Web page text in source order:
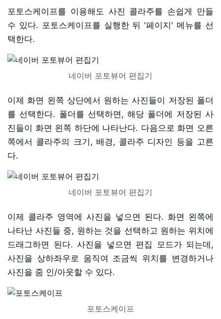
포토스케이프를 이용해도 사진 콜라주를 손쉽게 만들
수 있다. 포토스케이프를 실행한 뒤 '페이지' 메뉴를 선
택한다.
네이버 포토뷰어 편집기
이제 화면 왼쪽 상단에서 원하는 사진들이 저장된 폴더
를 선택한다. 폴더를 선택하면, 해당 폴더에 저장된 사
진들이 화면 왼쪽 하단에 나타난다. 다음으로 화면 오른
쪽에서 콜라주의 크기, 배경, 콜라주 디자인 등을 고른
다.
네이버 포토뷰어 편집기
이제 콜라주 영역에 사진을 넣으면 된다. 화면 왼쪽에
나타난 사진들 중, 원하는 것을 선택하고 원하는 위치에
드래그하면 된다. 사진을 넣으면 편집 모드가 되는데,
사진을 상하좌우로 움직여 조금씩 위치를 변경하거나
사진을 줌 인/아웃할 수 있다.
포토스케이프